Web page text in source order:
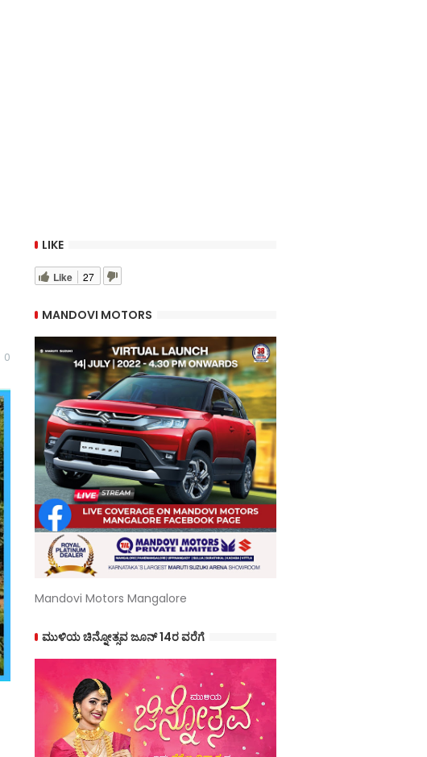
0
LIKE
Like 27
MANDOVI MOTORS
Mandovi Motors Mangalore
ಮುಳಿಯ ಚಿನ್ನೋತ್ಸವ ಜೂನ್ 14ರ ವರೆಗೆ